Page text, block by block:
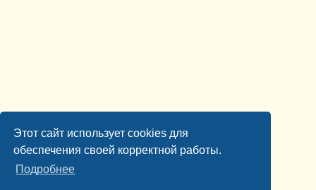
Этот сайт использует cookies для
обеспечения своей корректной работы.
Подробнее